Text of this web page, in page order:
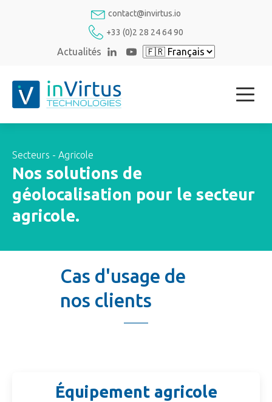
contact@invirtus.io
+33 (0)2 28 24 64 90
Actualités
Secteurs - Agricole
Nos solutions de
géolocalisation pour le secteur
agricole.
Cas d'usage de
nos clients
Équipement agricole